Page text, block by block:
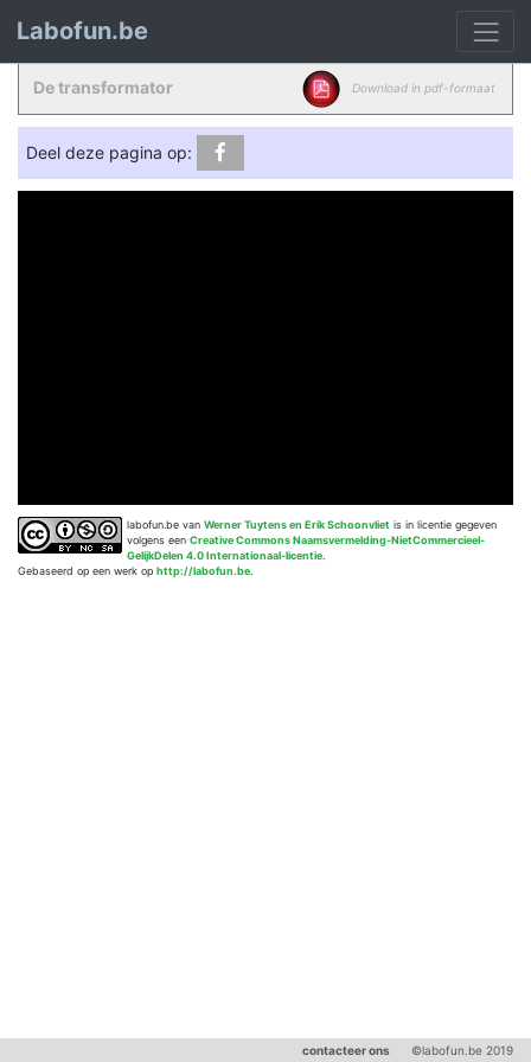
Labofun.be
De transformator Download in pdf-formaat
Deel deze pagina op:
labofun.be van Werner Tuytens en Erik Schoonvliet is in licentie gegeven
volgens een Creative Commons Naamsvermelding-NietCommercieel-
GelijkDelen 4.0 Internationaal-licentie
Gebaseerd op een werk op http://labofun.be
contacteer ons ©labofun.be 2019